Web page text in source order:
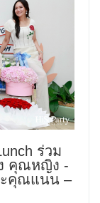
ร่วม
คุณหญิง -
คุณแนน –